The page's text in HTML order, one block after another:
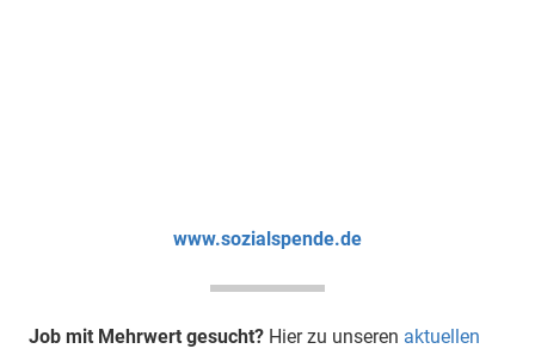
www.sozialspende.de
Job mit Mehrwert gesucht? Hier zu unseren aktuellen